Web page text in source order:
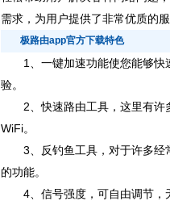
需求，为用户提供了非常优质的
极路由app官方下载特色
1、一键加速功能使您能够快
验。
2、快速路由工具，这里有许
WiFi。
3、反钓鱼工具，对于许多经
的功能。
4、信号强度，可自由调节，